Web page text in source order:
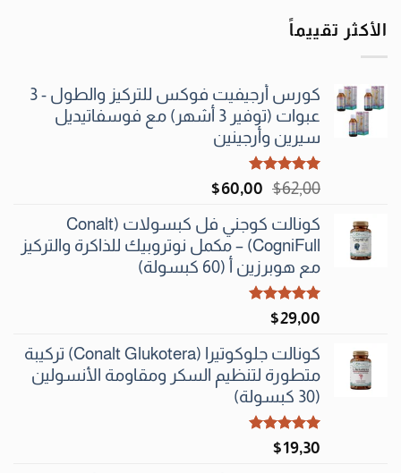
الأكثر تقييماً
كورس أرجيفيت فوكس للتركيز والطول - 3
عبوات (توفير 3 أشهر) مع فوسفاتيديل
سيرين وأرجينين
تم التقييم
5.00من 5
$ 62٫00
السعر
هو:
$62٫00.
$ 60٫00
السعر
هو:
$60٫00.
كونالت كوجني فل كبسولات (Conalt
CogniFull) – مكمل نوتروبيك للذاكرة والتركيز
مع هوبرزين أ (60 كبسولة)
تم التقييم
5.00 من 5
$
29٫00
كونالت جلوكوتيرا (Conalt Glukotera) تركيبة
متطورة لتنظيم السكر ومقاومة الأنسولين
(30 كبسولة)
تم التقييم
5.00من 5
$
19٫30